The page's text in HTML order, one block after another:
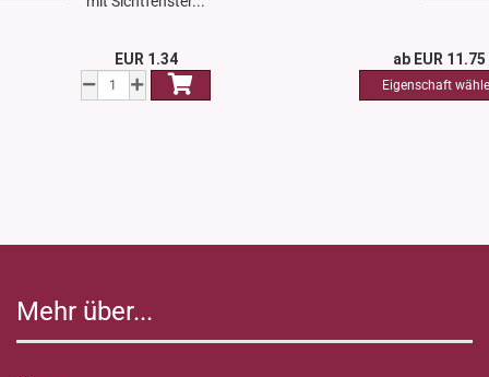
EUR 1.34 ab EUR 11.75
Mehr über...